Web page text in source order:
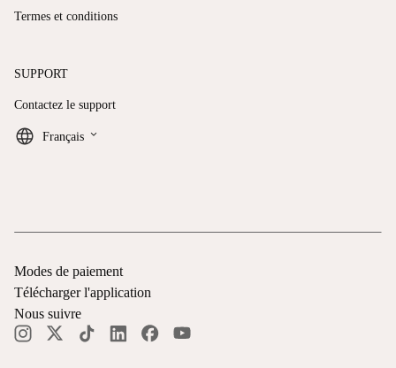
Termes et conditions
SUPPORT
Contactez le support
Français keyboard_arrow_down
Modes de paiement
Télécharger l'application
Nous suivre